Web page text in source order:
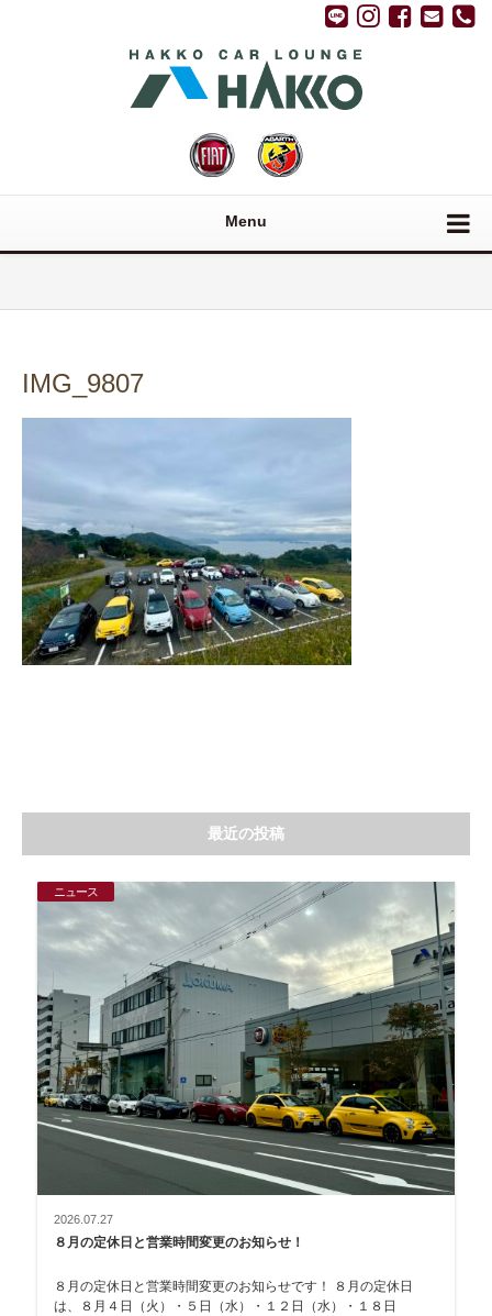
Menu
IMG_9807
最近の投稿
ニュース
2026.07.27
８月の定休日と営業時間変更のお知らせ！
８月の定休日と営業時間変更のお知らせです！ ８月の定休日
は、８月４日（火）・５日（水）・１２日（水）・１８日